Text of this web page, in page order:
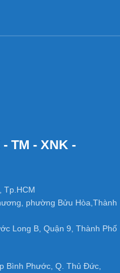
TM - XNK -
Tp.HCM
phường Bửu Hòa,Thành
Long B, Quận 9, Thành Phố
Bình Phước, Q. Thủ Đức,